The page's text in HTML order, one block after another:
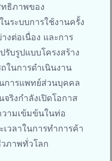
ธิภาพของ
นระบบการใช้งานครั้ง
งต่อเนื่อง และการ
รับรูปแบบโครงสร้าง
ในการดำเนินงาน
การแพทย์ส่วนบุคคล
ริงกำลังเปิดโอกาส
วามเข้มข้นในท่อ
เวลาในการทำการค้า
ภาพทั่วโลก